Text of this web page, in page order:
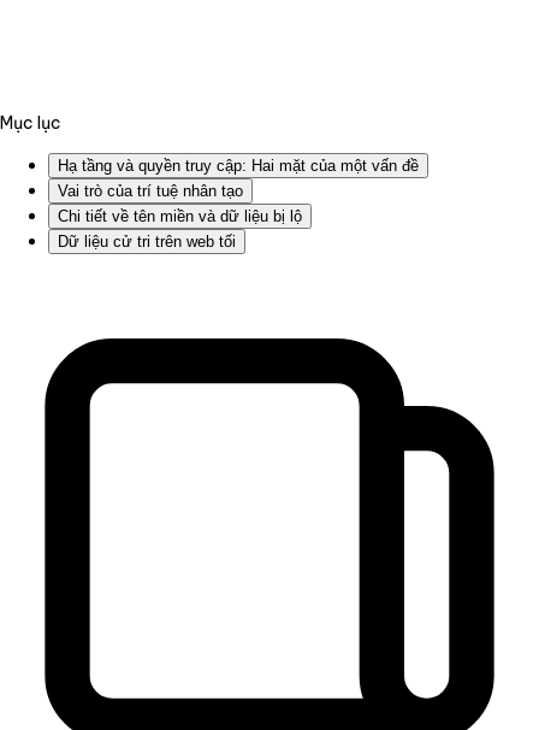
Mục lục
Hạ tầng và quyền truy cập: Hai mặt của một vấn đề
Vai trò của trí tuệ nhân tạo
Chi tiết về tên miền và dữ liệu bị lộ
Dữ liệu cử tri trên web tối